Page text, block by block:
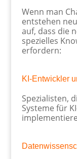
Wenn man
entstehen
auf, dass die
spezielles
erfordern:
KI-Entwickler
Spezialisten,
Systeme für